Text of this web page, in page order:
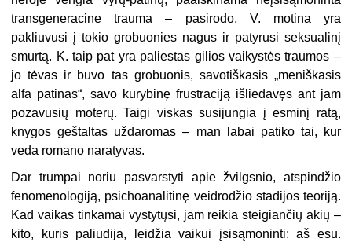
transgeneracine trauma – pasirodo, V. motina yra
pakliuvusi į tokio grobuonies nagus ir patyrusi seksualinį
smurtą. K. taip pat yra paliestas gilios vaikystės traumos –
jo tėvas ir buvo tas grobuonis, savotiškasis „meniškasis
alfa patinas“, savo kūrybinę frustraciją išliedavęs ant jam
pozavusių moterų. Taigi viskas susijungia į esminį ratą,
knygos geštaltas uždaromas – man labai patiko tai, kur
veda romano naratyvas.
Dar trumpai noriu pasvarstyti apie žvilgsnio, atspindžio
fenomenologiją, psichoanalitinę veidrodžio stadijos teoriją.
Kad vaikas tinkamai vystytųsi, jam reikia steigiančių akių –
kito, kuris paliudija, leidžia vaikui įsisąmoninti: aš esu.